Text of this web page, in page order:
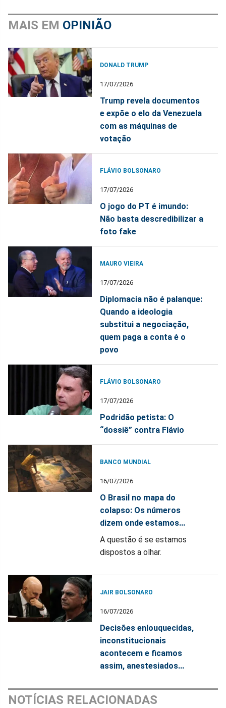
MAIS EM OPINIÃO
DONALD TRUMP
17/07/2026
Trump revela documentos
e expõe o elo da Venezuela
com as máquinas de
votação
FLÁVIO BOLSONARO
17/07/2026
O jogo do PT é imundo:
Não basta descredibilizar a
foto fake
MAURO VIEIRA
17/07/2026
Diplomacia não é palanque:
Quando a ideologia
substitui a negociação,
quem paga a conta é o
povo
FLÁVIO BOLSONARO
17/07/2026
Podridão petista: O
“dossiê” contra Flávio
BANCO MUNDIAL
16/07/2026
O Brasil no mapa do
colapso: Os números
dizem onde estamos...
A questão é se estamos
dispostos a olhar.
JAIR BOLSONARO
16/07/2026
Decisões enlouquecidas,
inconstitucionais
acontecem e ficamos
assim, anestesiados...
NOTÍCIAS RELACIONADAS